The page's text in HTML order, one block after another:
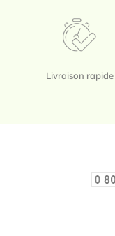
Livraison rapide